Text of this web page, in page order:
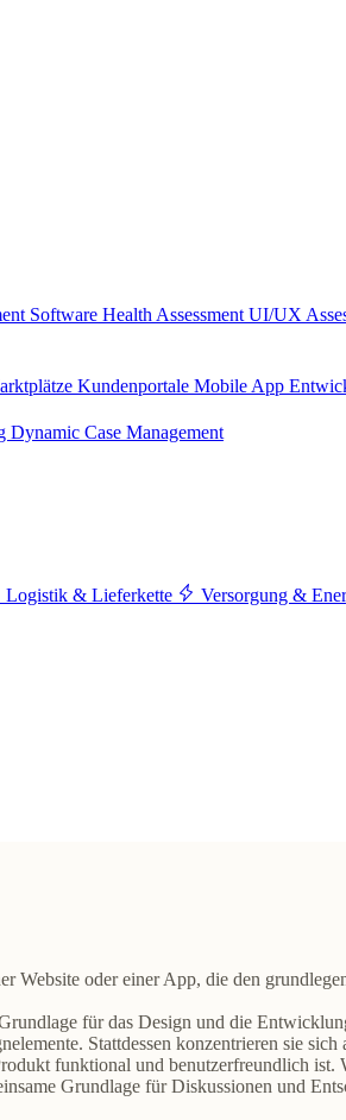
Software Health Assessment UI/UX
Kundenportale Mobile App
Dynamic Case Management
Logistik & Lieferkette Versorgung &
Website oder einer App, die den
für das Design und die
Stattdessen konzentrieren sie sich
funktional und benutzerfreundlich
Grundlage für Diskussionen und